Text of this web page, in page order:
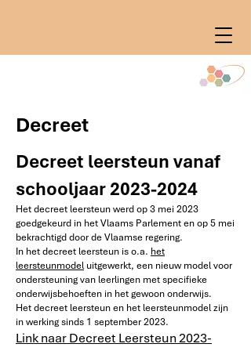
Decreet
Decreet leersteun vanaf
schooljaar2023-2024
Het decreet leersteun werd op 3 mei 2023
goedgekeurd in het Vlaams Parlement en op 5 mei
bekrachtigd door de Vlaamse regering.
In het decreet leersteun is o.a. het
leersteunmodeluitgewerkt, een nieuw model voor
ondersteuning van leerlingen met specifieke
onderwijsbehoeften in het gewoon onderwijs.
Het decreet leersteun en het leersteunmodel zijn
in werking sinds 1 september 2023.
Link naar Decreet Leersteun 2023-